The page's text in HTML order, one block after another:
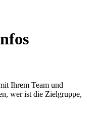
Ihrem Team und
wer ist die Zielgruppe,